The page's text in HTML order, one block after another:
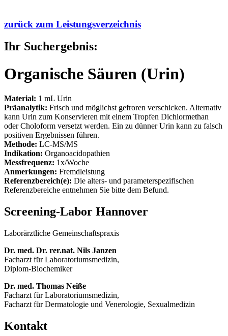
zurück zum Leistungsverzeichnis
Ihr Suchergebnis:
Organische Säuren (Urin)
Material: 1 mL Urin
Präanalytik: Frisch und möglichst gefroren verschicken. Alternativ
kann Urin zum Konservieren mit einem Tropfen Dichlormethan
oder Choloform versetzt werden. Ein zu dünner Urin kann zu falsch
positiven Ergebnissen führen.
Methode: LC-MS/MS
Indikation: Organoacidopathien
Messfrequenz: 1x/Woche
Anmerkungen: Fremdleistung
Referenzbereich(e): Die alters- und parameterspezifischen
Referenzbereiche entnehmen Sie bitte dem Befund.
Screening-Labor Hannover
Laborärztliche Gemeinschaftspraxis
Dr. med. Dr. rer.nat. Nils Janzen
Facharzt für Laboratoriumsmedizin,
Diplom-Biochemiker
Dr. med. Thomas Neiße
Facharzt für Laboratoriumsmedizin,
Facharzt für Dermatologie und Venerologie, Sexualmedizin
Kontakt